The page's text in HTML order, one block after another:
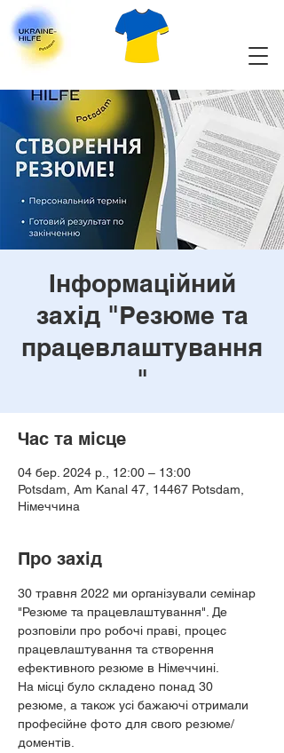
Інформаційний
захід "Резюме та
працевлаштування
"
Час та місце
04 бер. 2024 р., 12:00 – 13:00
Potsdam, Am Kanal 47, 14467 Potsdam,
Німеччина
Про захід
30 травня 2022 ми організували семінар
"Резюме та працевлаштування". Де
розповіли про робочі праві, процес
працевлаштування та створення
ефективного резюме в Німеччині.
На місці було складено понад 30
резюме, а також усі бажаючі отримали
професійне фото для свого резюме/
доментів.